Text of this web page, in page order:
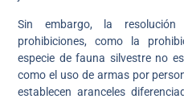
Sin embargo, la resolución
prohibiciones, como la
especie de fauna silvestre no
como el uso de armas por
establecen aranceles